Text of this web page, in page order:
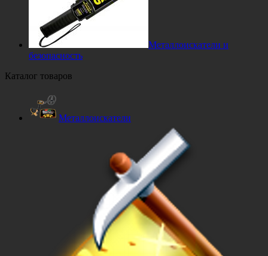
Металлоискатели и
безопасность
Каталог товаров
Металлоискатели